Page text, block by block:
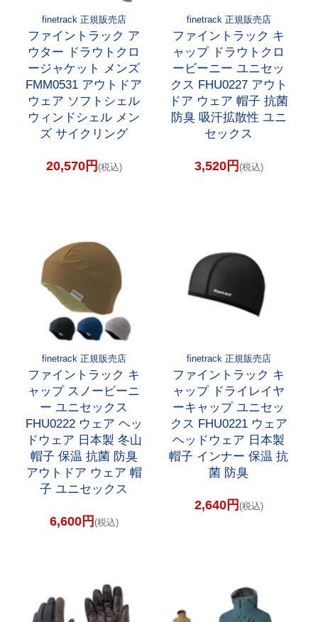
finetrack 正規販売店
ファイントラック ア
ウター ドラウトクロ
ージャケット メンズ
FMM0531 アウトドア
ウェア ソフトシェル
ウィンドシェル メン
ズ サイクリング
20,570円 (税込)
finetrack 正規販売店
ファイントラック キ
ャップ ドラウトクロ
ービーニー ユニセッ
クス FHU0227 アウト
ドア ウェア 帽子 抗菌
防臭 吸汗拡散性 ユニ
セックス
3,520円 (税込)
finetrack 正規販売店
ファイントラック キ
ャップ スノービーニ
ー ユニセックス
FHU0222 ウェア ヘッ
ドウェア 日本製 冬山
帽子 保温 抗菌 防臭
アウトドア ウェア 帽
子 ユニセックス
6,600円 (税込)
finetrack 正規販売店
ファイントラック キ
ャップ ドライレイヤ
ーキャップ ユニセッ
クス FHU0221 ウェア
ヘッドウェア 日本製
帽子 インナー 保温 抗
菌 防臭
2,640円 (税込)